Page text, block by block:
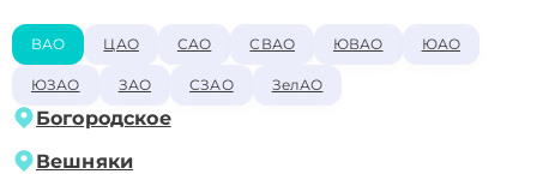
ВАО ЦАО САО СВАО ЮВАО ЮАО
ЮЗАО ЗАО СЗАО ЗелАО
Богородское
Вешняки